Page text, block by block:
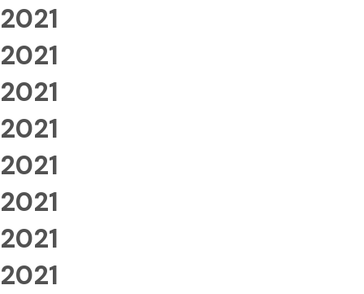
2021
2021
2021
2021
2021
2021
2021
2021